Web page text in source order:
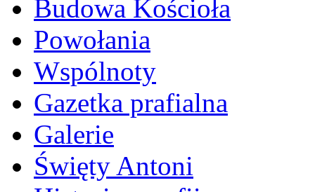
Budowa Kościoła
Powołania
Wspólnoty
Gazetka prafialna
Galerie
Święty Antoni